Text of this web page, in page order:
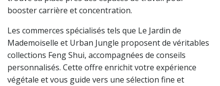
booster carrière et concentration.
Les commerces spécialisés tels que Le Jardin de
Mademoiselle et Urban Jungle proposent de véritables
collections Feng Shui, accompagnées de conseils
personnalisés. Cette offre enrichit votre expérience
végétale et vous guide vers une sélection fine et